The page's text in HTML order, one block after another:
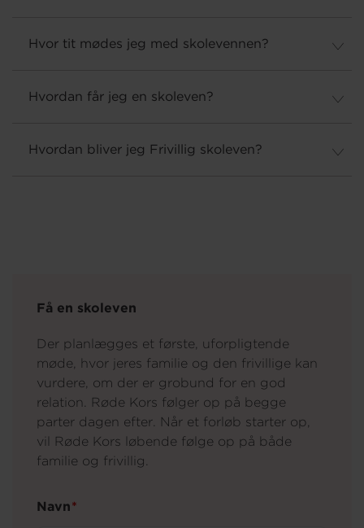
Hvor tit mødes jeg med skolevennen?
Hvordan får jeg en skoleven?
Hvordan bliver jeg Frivillig skoleven?
Få en skoleven
Der planlægges et første, uforpligtende
møde, hvor jeres familie og den frivillige kan
vurdere, om der er grobund for en god
relation. Røde Kors følger op på begge
parter dagen efter. Når et forløb starter op,
vil Røde Kors løbende følge op på både
familie og frivillig.
Navn